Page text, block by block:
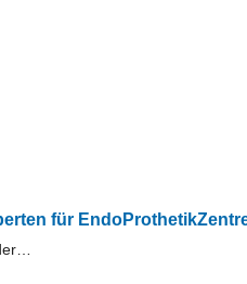
für